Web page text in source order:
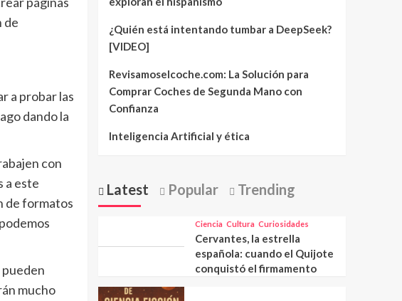
de
a probar las
dando la
con
a este
de formatos
mucho
¿Quién está intentando tumbar a DeepSeek?
[VIDEO]
Revisamoselcoche.com: La Solución para
Comprar Coches de Segunda Mano con
Confianza
Inteligencia Artificial y ética
Latest Popular Trending
Ciencia Cultura Curiosidades
Cervantes, la estrella
española: cuando el Quijote
conquistó el firmamento